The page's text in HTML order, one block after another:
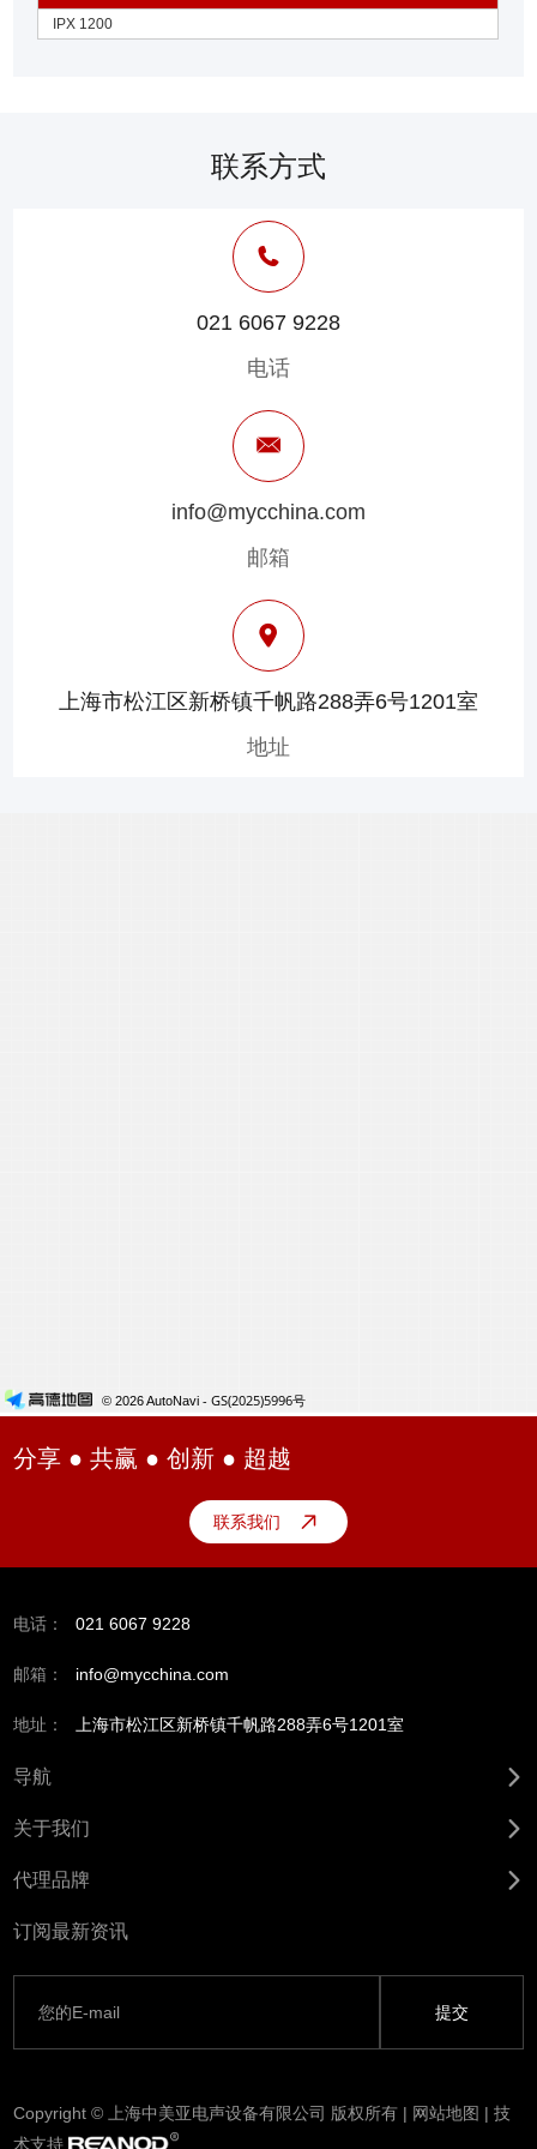
IPX 1200
联系方式
021 6067 9228
电话
info@mycchina.com
邮箱
上海市松江区新桥镇千帆路288弄6号1201室
地址
分享 ● 共赢 ● 创新 ● 超越
联系我们
电话： 021 6067 9228
邮箱： info@mycchina.com
地址： 上海市松江区新桥镇千帆路288弄6号1201室
导航
关于我们
代理品牌
订阅最新资讯
Copyright © 上海中美亚电声设备有限公司 版权所有 | 网站地图 | 技
术支持